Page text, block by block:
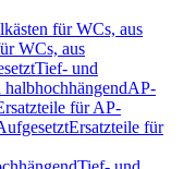
für WCs, aus
WCs, aus
Tief- und
AP-
für AP-
Ersatzteile für